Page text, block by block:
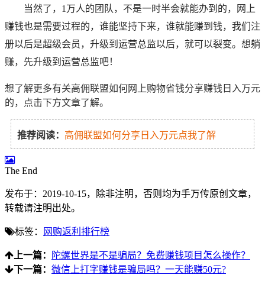
当然了，1万人的团队，不是一时半会就能办到的，网上
赚钱也是需要过程的，谁能坚持下来，谁就能赚到钱，我们注
册以后是超级会员，升级到运营总监以后，就可以裂变。想躺
赚，先升级到运营总监吧！
想了解更多有关高佣联盟如何网上购物省钱分享赚钱日入万元
的，点击下方文章了解。
推荐阅读： 高佣联盟如何分享日入万元点我了解
The End
发布于：2019-10-15，除非注明，否则均为手万传原创文章，
转载请注明出处。
标签： 网购返利排行榜
上一篇：
陀螺世界是不是骗局？免费赚钱项目怎么操作？
下一篇： 微信上打字赚钱是骗局吗？一天能赚50元?